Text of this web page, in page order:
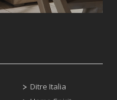
Ditre Italia